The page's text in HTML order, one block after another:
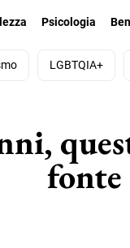
Psicologia
LGBTQIA+
fonte